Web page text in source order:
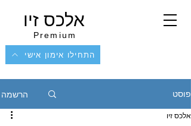
אלכס זיו
Premium
התחילו אימון אישי
פוסט הרשמה
אלכס זיו